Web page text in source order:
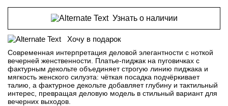
Узнать о наличии
Хочу в подарок
Современная интерпретация деловой элегантности с ноткой
вечерней женственности. Платье-пиджак на пуговичках с
фактурным декольте объединяет строгую линию пиджака и
мягкость женского силуэта: чёткая посадка подчёркивает
талию, а фактурное декольте добавляет глубину и тактильный
интерес, превращая деловую модель в стильный вариант для
вечерних выходов.